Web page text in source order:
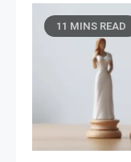
11 MINS READ